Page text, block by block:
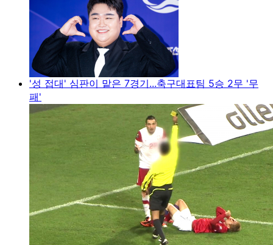
'성 접대' 심판이 맡은 7경기...축구대표팀 5승 2무 '무
패'